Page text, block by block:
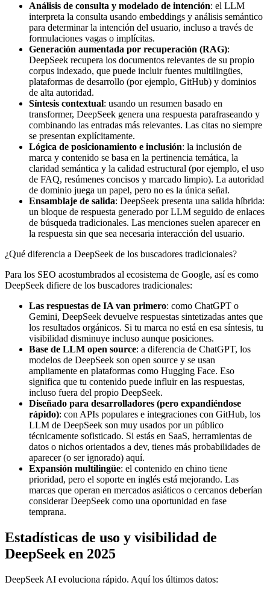
Análisis de consulta y modelado de intención: el LLM
interpreta la consulta usando embeddings y análisis semántico
para determinar la intención del usuario, incluso a través de
formulaciones vagas o implícitas.
Generación aumentada por recuperación (RAG):
DeepSeek recupera los documentos relevantes de su propio
corpus indexado, que puede incluir fuentes multilingües,
plataformas de desarrollo (por ejemplo, GitHub) y dominios
de alta autoridad.
Síntesis contextual: usando un resumen basado en
transformer, DeepSeek genera una respuesta parafraseando y
combinando las entradas más relevantes. Las citas no siempre
se presentan explícitamente.
Lógica de posicionamiento e inclusión: la inclusión de
marca y contenido se basa en la pertinencia temática, la
claridad semántica y la calidad estructural (por ejemplo, el uso
de FAQ, resúmenes concisos y marcado limpio). La autoridad
de dominio juega un papel, pero no es la única señal.
Ensamblaje de salida: DeepSeek presenta una salida híbrida:
un bloque de respuesta generado por LLM seguido de enlaces
de búsqueda tradicionales. Las menciones suelen aparecer en
la respuesta sin que sea necesaria interacción del usuario.
¿Qué diferencia a DeepSeek de los buscadores tradicionales?
Para los SEO acostumbrados al ecosistema de Google, así es como
DeepSeek difiere de los buscadores tradicionales:
Las respuestas de IA van primero: como ChatGPT o
Gemini, DeepSeek devuelve respuestas sintetizadas antes que
los resultados orgánicos. Si tu marca no está en esa síntesis, tu
visibilidad disminuye incluso aunque posiciones.
Base de LLM open source: a diferencia de ChatGPT, los
modelos de DeepSeek son open source y se usan
ampliamente en plataformas como Hugging Face. Eso
significa que tu contenido puede influir en las respuestas,
incluso fuera del propio DeepSeek.
Diseñado para desarrolladores (pero expandiéndose
rápido): con APIs populares e integraciones con GitHub, los
LLM de DeepSeek son muy usados por un público
técnicamente sofisticado. Si estás en SaaS, herramientas de
datos o nichos orientados a dev, tienes más probabilidades de
aparecer (o ser ignorado) aquí.
Expansión multilingüe: el contenido en chino tiene
prioridad, pero el soporte en inglés está mejorando. Las
marcas que operan en mercados asiáticos o cercanos deberían
considerar DeepSeek como una oportunidad en fase
temprana.
Estadísticas de uso y visibilidad de
DeepSeek en 2025
DeepSeek AI evoluciona rápido. Aquí los últimos datos: